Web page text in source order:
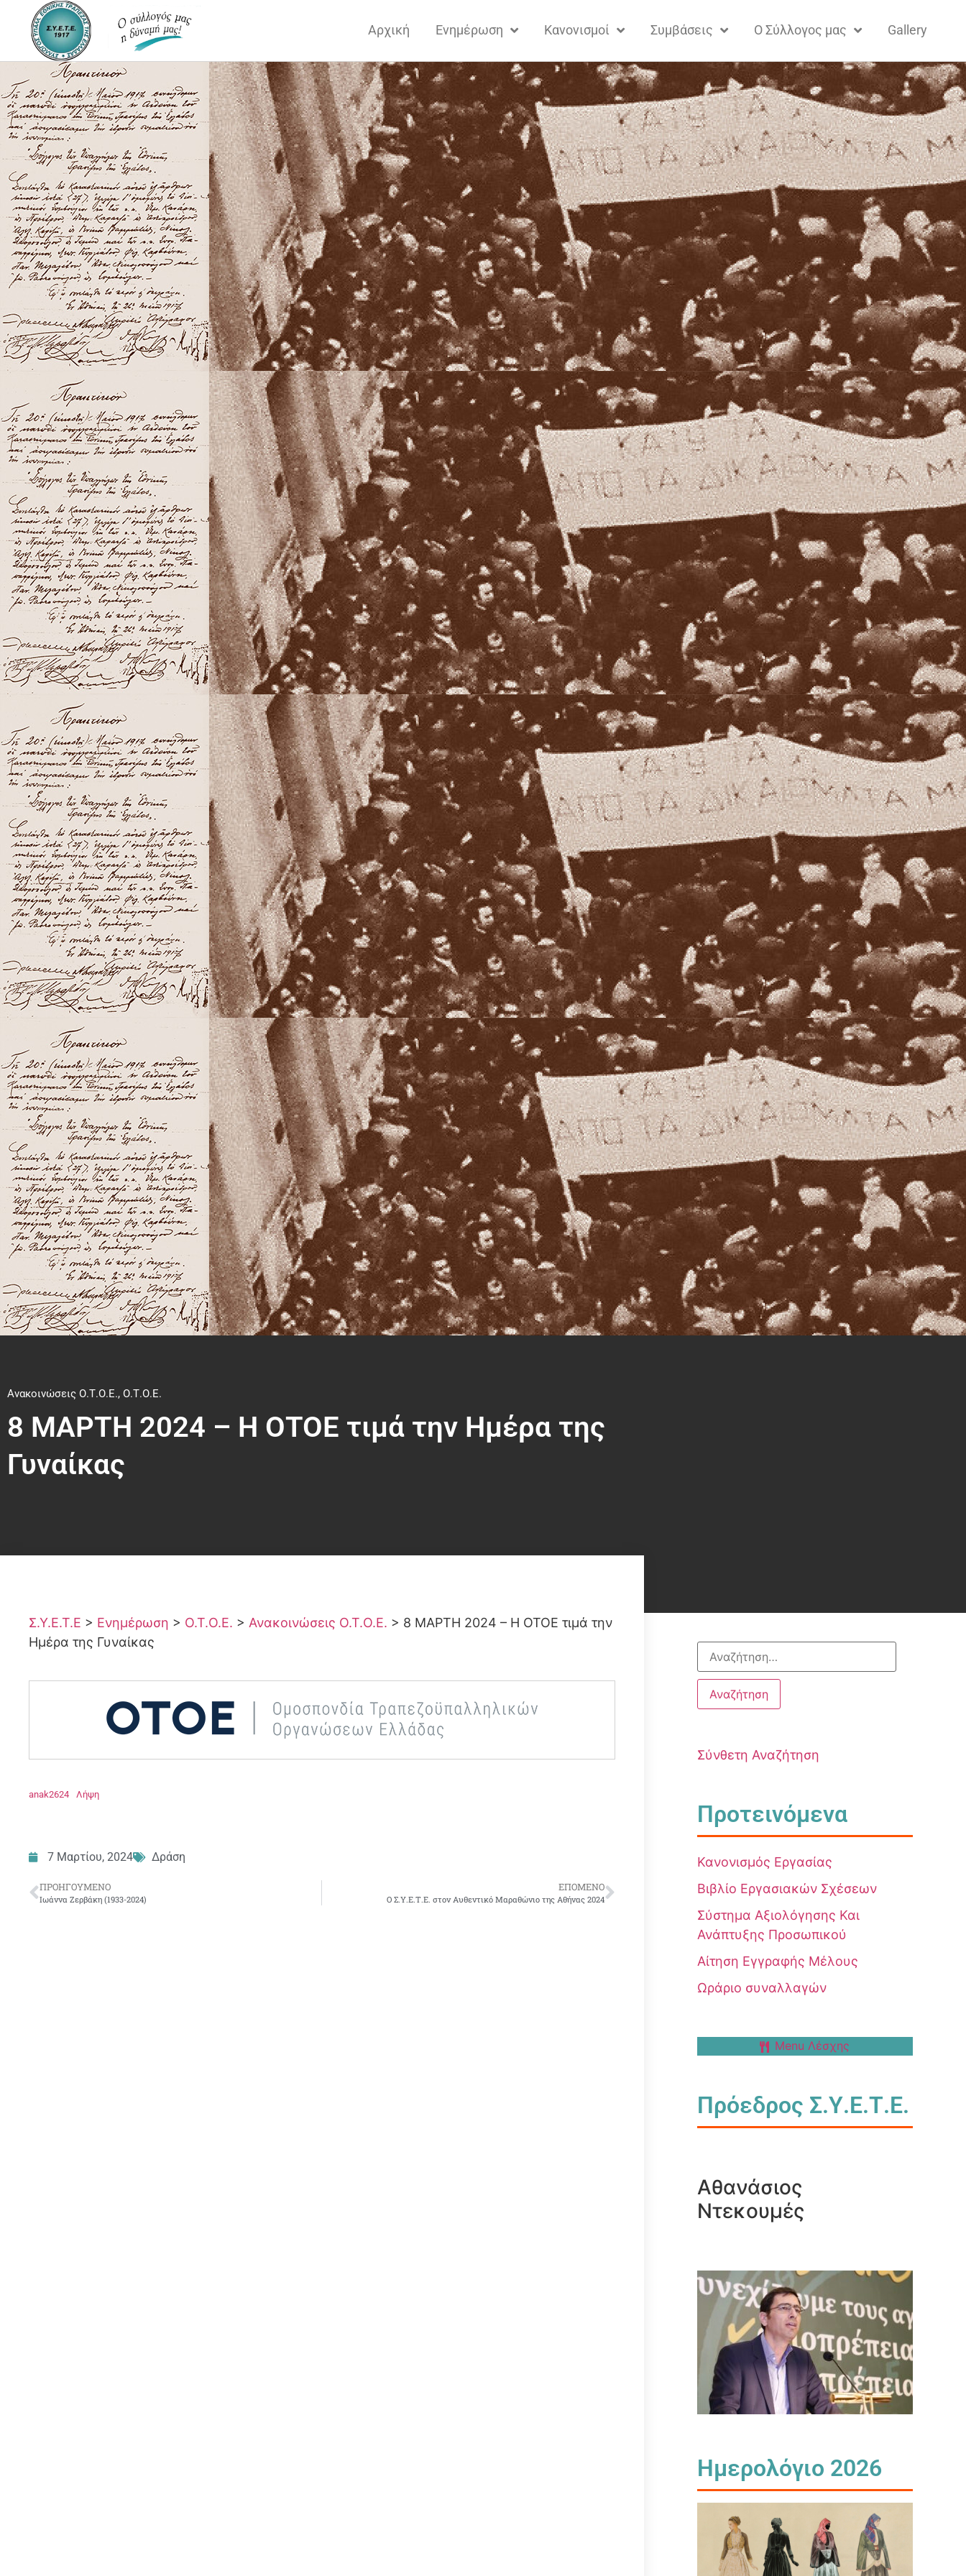
Αρχική Ενημέρωση Κανονισμοί Συμβάσεις Ο Σύλλογος μας Gallery
Ανακοινώσεις Ο.Τ.Ο.Ε., Ο.Τ.Ο.Ε.
8 ΜΑΡΤΗ 2024 – Η ΟΤΟΕ τιμά την Ημέρα της
Γυναίκας
Σ.Υ.Ε.Τ.Ε > Ενημέρωση > Ο.Τ.Ο.Ε. > Ανακοινώσεις Ο.Τ.Ο.Ε. > 8 ΜΑΡΤΗ 2024 – Η ΟΤΟΕ τιμά την
Ημέρα της Γυναίκας
anak2624 Λήψη
7 Μαρτίου, 2024 Δράση
ΠΡΟΗΓΟΎΜΕΝΟ
Iωάννα Ζερβάκη (1933-2024)
ΕΠΌΜΕΝΟ
O Σ.Υ.Ε.Τ.Ε. στον Αυθεντικό Μαραθώνιο της Αθήνας 2024
Σύνθετη Αναζήτηση
Προτεινόμενα
Κανονισμός Εργασίας
Βιβλίο Εργασιακών Σχέσεων
Σύστημα Αξιολόγησης Και
Ανάπτυξης Προσωπικού
Αίτηση Εγγραφής Μέλους
Ωράριο συναλλαγών
Menu Λέσχης
Πρόεδρος Σ.Υ.Ε.Τ.Ε.
Αθανάσιος
Ντεκουμές
Ημερολόγιο 2026